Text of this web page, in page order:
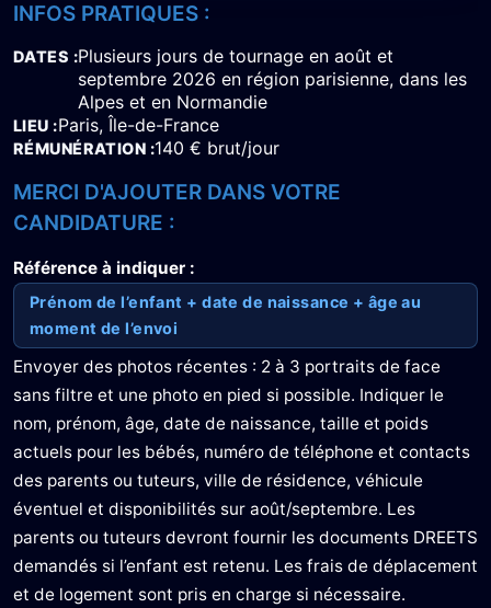
INFOS PRATIQUES :
DATES Plusieurs jours de tournage en août et
septembre 2026 en région parisienne, dans les
Alpes et en Normandie
LIEU Paris, Île-de-France
RÉMUNÉRATION 140 € brut/jour
MERCI D'AJOUTER DANS VOTRE
CANDIDATURE :
Référence à indiquer :
Prénom de l’enfant + date de naissance + âge au
moment de l’envoi
Envoyer des photos récentes : 2 à 3 portraits de face
sans filtre et une photo en pied si possible. Indiquer le
nom, prénom, âge, date de naissance, taille et poids
actuels pour les bébés, numéro de téléphone et contacts
des parents ou tuteurs, ville de résidence, véhicule
éventuel et disponibilités sur août/septembre. Les
parents ou tuteurs devront fournir les documents DREETS
demandés si l’enfant est retenu. Les frais de déplacement
et de logement sont pris en charge si nécessaire.